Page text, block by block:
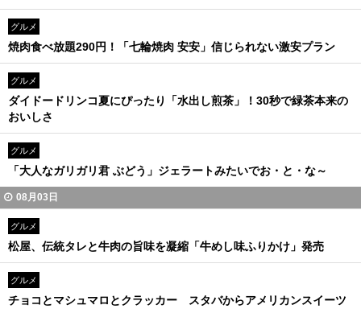
グルメ
焼肉食べ放題290円！「七輪焼肉 安安」信じられない激安プラン
グルメ
ダイドードリンコ夏にぴったり「水出し煎茶」！30秒で緑茶本来の
おいしさ
グルメ
「大人なガリガリ君 ぶどう」ジェラートみたいでお・と・な～
08月03日
グルメ
松屋、伝統タレと牛肉の旨味を凝縮「牛めし味ふりかけ」発売
グルメ
チョコとマシュマロとクラッカー スタバからアメリカンスイーツ